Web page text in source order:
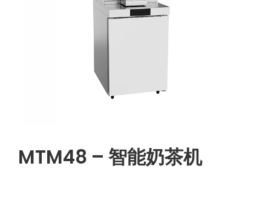
MTM48 – 智能奶茶机